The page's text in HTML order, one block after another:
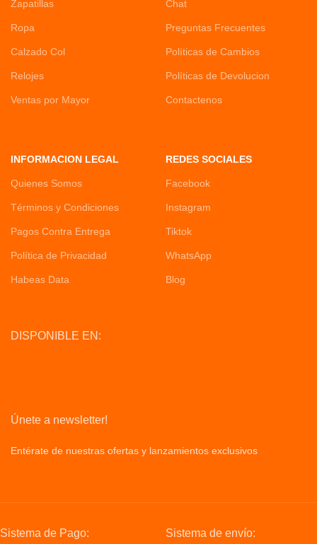
Zapatillas
Ropa
Calzado Col
Relojes
Ventas por Mayor
Chat
Preguntas Frecuentes
Políticas de Cambios
Políticas de Devolucion
Contactenos
INFORMACION LEGAL
Quienes Somos
Términos y Condiciones
Pagos Contra Entrega
Política de Privacidad
Habeas Data
REDES SOCIALES
Facebook
Instagram
Tiktok
WhatsApp
Blog
DISPONIBLE EN:
Únete a newsletter!
Entérate de nuestras ofertas y lanzamientos exclusivos
Sistema de Pago: Sistema de envío: